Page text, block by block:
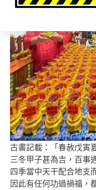
古書記載：「春赦戊寅
三冬甲子甚為吉，百事
四季當中天干配合地支
因此有任何功過禍福，